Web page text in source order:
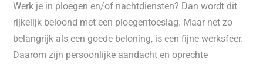
Werk je in ploegen en/of nachtdiensten? Dan wordt dit
rijkelijk beloond met een ploegentoeslag. Maar net zo
belangrijk als een goede beloning, is een fijne werksfeer.
Daarom zijn persoonlijke aandacht en oprechte